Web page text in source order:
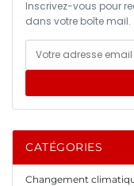
Inscrivez-vous pour
dans votre boîte mail.
CATÉGORIES
Changement